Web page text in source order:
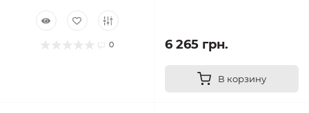
0 6 265 грн.
В корзину